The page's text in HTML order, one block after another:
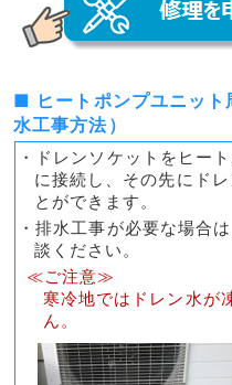
■ ヒートポンプユニット
水工事方法）
・ドレンソケットをヒー
に接続し、その先にド
とができます。
・排水工事が必要な場合
談ください。
≪ご注意≫
寒冷地ではドレン水が
ん。